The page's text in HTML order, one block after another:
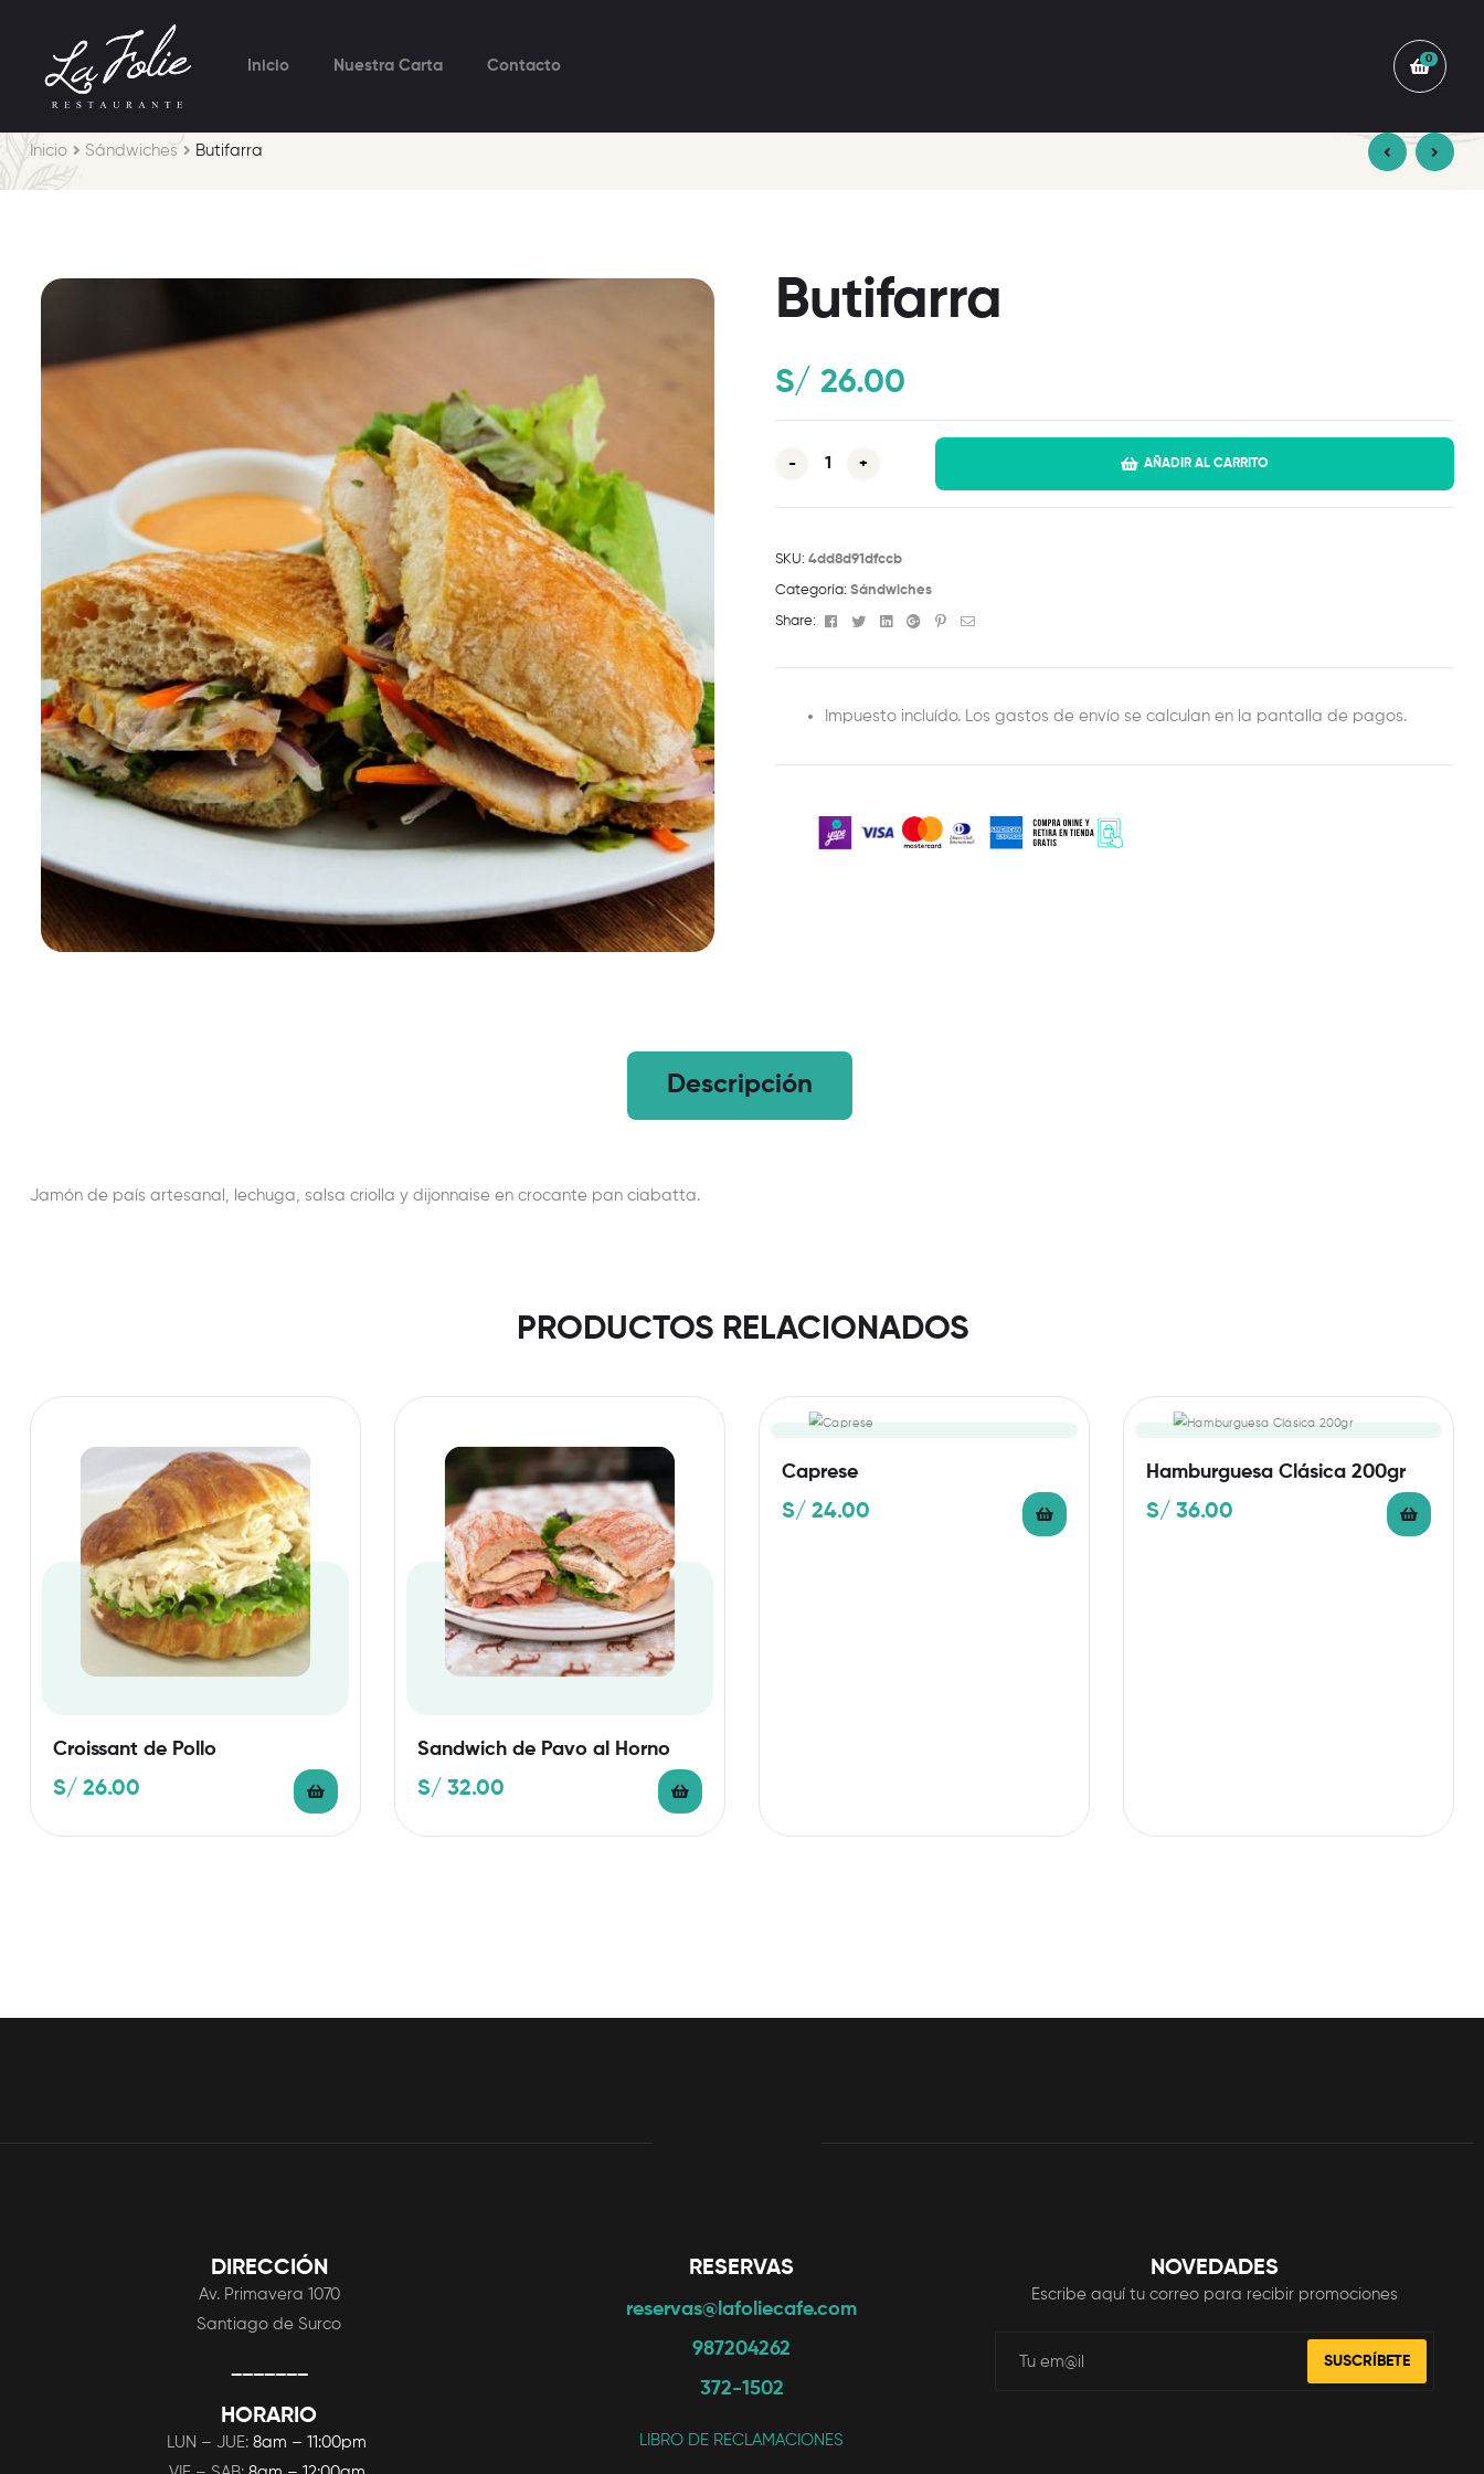
Inicio Nuestra Carta Contacto 0
Inicio Sándwiches Butifarra
Butifarra
S/ 26.00
- + AÑADIR AL CARRITO
SKU: 4dd8d91dfccb
Categoría: Sándwiches
Share: Facebook
TwitterLinkedinGoogle+Pinterest
Email
Impuesto incluído. Los gastos de envío se calculan en la pantalla de pagos.
Descripción
Jamón de país artesanal, lechuga, salsa criolla y dijonnaise en crocante pan ciabatta.
PRODUCTOS RELACIONADOS
Croissant de Pollo
S/ 26.00
Sandwich de Pavo al Horno
S/ 32.00
Caprese
S/ 24.00
Hamburguesa Clásica 200gr
S/ 36.00
DIRECCIÓN
Av. Primavera 1070
Santiago de Surco
HORARIO
LUN – JUE:8am – 11:00pm
RESERVAS
reservas@lafoliecafe.com
987204262
372-1502
LIBRO DE RECLAMACIONES
NOVEDADES
Escribe aquí tu correo para recibir promociones
SUSCRÍBETE